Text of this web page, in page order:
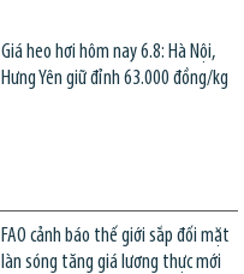
Giá heo hơi hôm nay 6.8: Hà Nội,
Hưng Yên giữ đỉnh 63.000 đồng/kg
FAO cảnh báo thế giới sắp đối mặt
làn sóng tăng giá lương thực mới